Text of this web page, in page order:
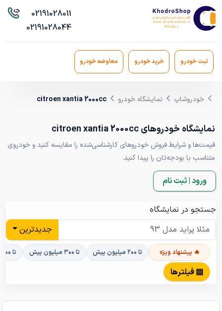
02191028011
02191028044
ثبت خودرو خرید خودرو معاوضه خودرو
خودروشاپ نمایشگاه خودرو citroen xantia 2000cc
نمایشگاه خودروهای citroen xantia 2000cc
قیمت‌ها و شرایط فروش خودروهای کارشناسی‌شده را مقایسه کنید و خودروی
متناسب با بودجه‌تان را پیدا کنید.
ورود | ثبت نام
جستجو در نمایشگاه
جدیدترین
🔥 پیشنهاد ویژه تا ۲۰۰ میلیون پیش تا ۳۰۰ میلیون پیش تا ۴۰۰ میلیون پیش
▤ فیلترها